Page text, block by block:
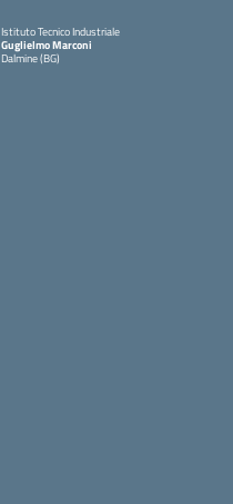
Istituto Tecnico Industriale
Guglielmo Marconi
Dalmine (BG)